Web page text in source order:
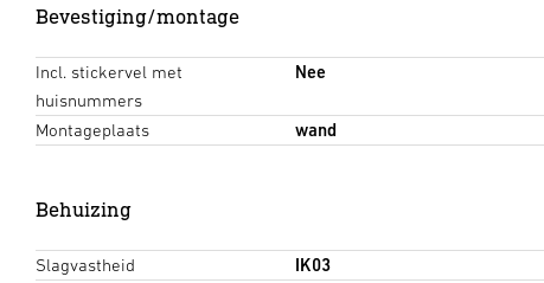
Bevestiging/montage
Incl. stickervel met
huisnummers
Nee
Montageplaats wand
Behuizing
Slagvastheid
IK03